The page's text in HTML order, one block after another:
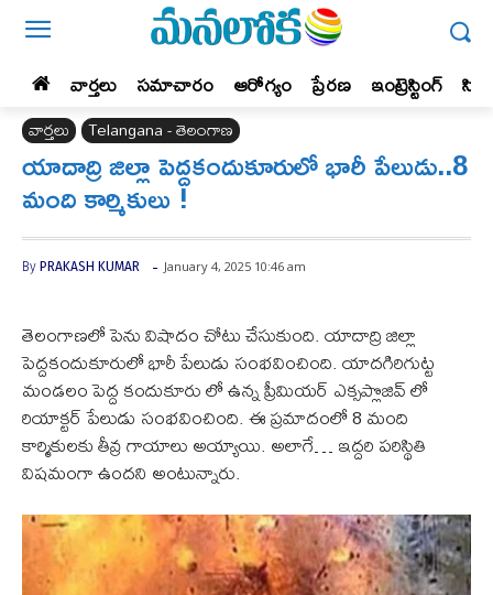
వార్తలు సమాచారం ఆరోగ్యం ప్రేర‌ణ‌ ఇంట్రెస్టింగ్‌
వార్తలు Telangana - తెలంగాణ
యాదాద్రి జిల్లా పెద్దకందుకూరులో భారీ పేలుడు..8
మంది కార్మికులు !
By PRAKASH KUMAR - January 4, 2025 10:46 am
తెలంగాణలో పెను విషాదం చోటు చేసుకుంది. యాదాద్రి జిల్లా
పెద్దకందుకూరులో భారీ పేలుడు సంభవించింది. యాదగిరిగుట్ట
మండలం పెద్ద కందుకూరు లో ఉన్న ప్రీమియర్ ఎక్సప్లొజివ్ లో
రియాక్టర్ పేలుడు సంభవించింది. ఈ ప్రమాదంలో 8 మంది
కార్మికులకు తీవ్ర గాయాలు అయ్యాయి. అలాగే… ఇద్దరి పరిస్థితి
విషమంగా ఉందని అంటున్నారు.